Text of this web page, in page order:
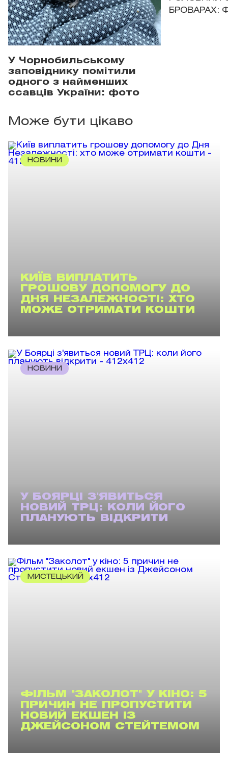
У Чорнобильському
заповіднику помітили
одного з найменших
ссавців України: фото
БРОВАРАХ:
Може бути цікаво
НОВИНИ
КИЇВ ВИПЛАТИТЬ
ГРОШОВУ ДОПОМОГУ ДО
ДНЯ НЕЗАЛЕЖНОСТІ: ХТО
МОЖЕ ОТРИМАТИ КОШТИ
НОВИНИ
У БОЯРЦІ З'ЯВИТЬСЯ
НОВИЙ ТРЦ: КОЛИ ЙОГО
ПЛАНУЮТЬ ВІДКРИТИ
МИСТЕЦЬКИЙ
ФІЛЬМ "ЗАКОЛОТ" У КІНО: 5
ПРИЧИН НЕ ПРОПУСТИТИ
НОВИЙ ЕКШЕН ІЗ
ДЖЕЙСОНОМ СТЕЙТЕМОМ